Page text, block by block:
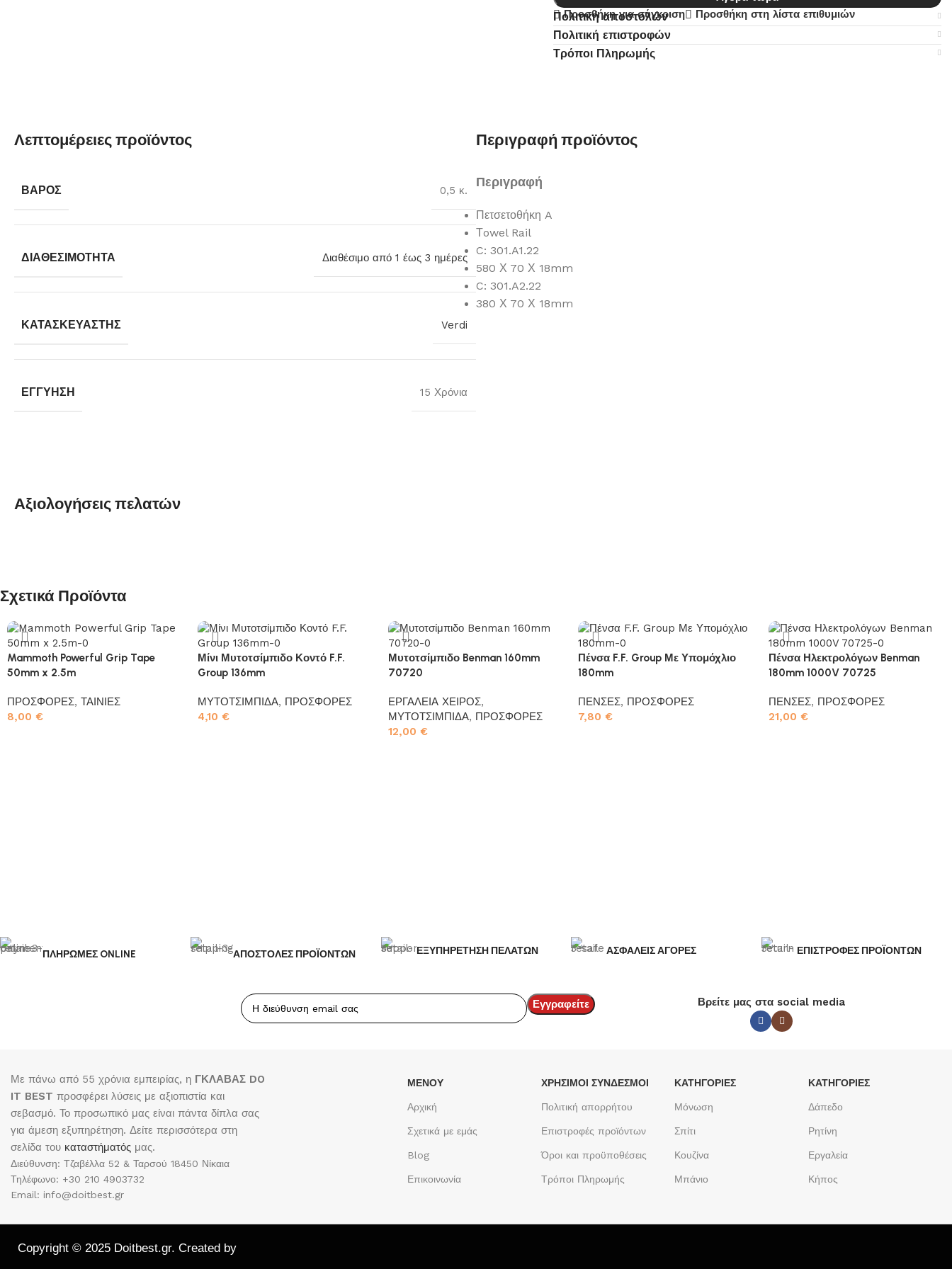
Προσθήκη για σύγκριση
Προσθήκη στη λίστα επιθυμιών
Πολιτική αποστολών
Πολιτική επιστροφών
Τρόποι Πληρωμής
Λεπτομέρειες προϊόντος
ΒΆΡΟΣ 0,5 κ.
ΔΙΑΘΕΣΙΜΌΤΗΤΑ Διαθέσιμο από 1 έως 3 ημέρες
ΚΑΤΑΣΚΕΥΑΣΤΉΣ Verdi
ΕΓΓΎΗΣΗ 15 Χρόνια
Περιγραφή προϊόντος
Περιγραφή
Πετσετοθήκη A
Τowel Rail
C: 301.A1.22
580 Χ 70 Χ 18mm
C: 301.A2.22
380 Χ 70 Χ 18mm
Αξιολογήσεις πελατών
Σχετικά Προϊόντα
Mammoth Powerful Grip Tape
50mm x 2.5m
ΠΡΟΣΦΟΡΕΣ, ΤΑΙΝΙΕΣ
8,00 €
Μίνι Μυτοτσίμπιδο Κοντό F.F.
Group 136mm
ΜΥΤΟΤΣΙΜΠΙΔΑ, ΠΡΟΣΦΟΡΕΣ
4,10 €
Μυτοτσίμπιδο Benman 160mm
70720
ΕΡΓΑΛΕΙΑ ΧΕΙΡΟΣ,
ΜΥΤΟΤΣΙΜΠΙΔΑ, ΠΡΟΣΦΟΡΕΣ
12,00 €
Πένσα F.F. Group Με Υπομόχλιο
180mm
ΠΕΝΣΕΣ, ΠΡΟΣΦΟΡΕΣ
7,80€
Πένσα Ηλεκτρολόγων Benman
180mm 1000V 70725
ΠΕΝΣΕΣ, ΠΡΟΣΦΟΡΕΣ
21,00€
ΠΛΗΡΩΜΕΣ ONLINE ΑΠΟΣΤΟΛΕΣ ΠΡΟΪΟΝΤΩΝ ΕΞΥΠΗΡΕΤΗΣΗ ΠΕΛΑΤΩΝ ΑΣΦΑΛΕΙΣ ΑΓΟΡΕΣ ΕΠΙΣΤΡΟΦΕΣ ΠΡΟΪΟΝΤΩΝ
Βρείτε μας στα social media
Με πάνω από 55 χρόνια εμπειρίας, η ΓΚΛΑΒΑΣ DO
IT BEST προσφέρει λύσεις με αξιοπιστία και
σεβασμό. Το προσωπικό μας είναι πάντα δίπλα σας
για άμεση εξυπηρέτηση. Δείτε περισσότερα στη
σελίδα του καταστήματός μας.
Διεύθυνση: Τζαβέλλα 52 & Ταρσού 18450 Νίκαια
Τηλέφωνο: +30 210 4903732
Email: info@doitbest.gr
ΜΕΝΟΥ
Αρχική
Σχετικά με εμάς
Blog
Επικοινωνία
ΧΡΉΣΙΜΟΙ ΣΎΝΔΕΣΜΟΙ
Πολιτική απορρήτου
Επιστροφές προϊόντων
Όροι και προϋποθέσεις
Τρόποι Πληρωμής
ΚΑΤΗΓΟΡΙΕΣ
Μόνωση
Σπίτι
Κουζίνα
Μπάνιο
ΚΑΤΗΓΟΡΙΕΣ
Δάπεδο
Ρητίνη
Εργαλεία
Κήπος
Copyright © 2025 Doitbest.gr. Created by